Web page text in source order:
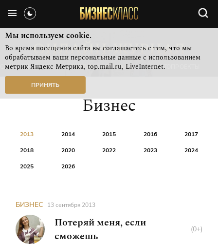
СВЕЖИЙ НОМЕР РУБРИКИ ЖУРНАЛА ФОТОПРОЕКТЫ
Мы используем cookie.
Во время посещения сайта вы соглашаетесь с тем, что мы
обрабатываем ваши персональные данные с использованием
метрик Яндекс Метрика, top.mail.ru, LiveInternet.
ПРИНЯТЬ
Бизнес
2013 2014 2015 2016 2017
2018 2020 2022 2023 2024
2025 2026
БИЗНЕС 13 сентября 2013
Потеряй меня, если
сможешь
(0+)